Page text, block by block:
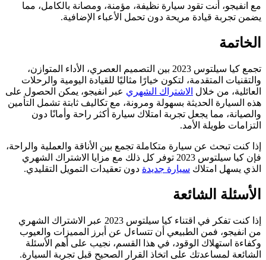
مع انفيجو، أنت تقود سيارة نظيفة، مؤمنة، ومصانة بالكامل، مما
يضمن تجربة قيادة مريحة دون تحمل الأعباء الإضافية.
الخاتمة
تجمع كيا سيلتوس 2023 بين التصميم العصري، الأداء المتوازن،
والتقنيات المتقدمة، لتكون خيارًا مثاليًا للقيادة اليومية والرحلات
العائلية، من خلال الاشتراك الشهري عبر انفيجو، يمكن الحصول على
هذه السيارة الحديثة بسهولة ومرونة، مع تكاليف ثابتة تشمل التأمين
والصيانة، مما يجعل تجربة امتلاك سيارة أكثر راحة وأمانًا دون
التزامات طويلة الأمد.
إذا كنت تبحث عن سيارة متكاملة تجمع بين الأناقة والعملية والراحة،
فإن كيا سيلتوس 2023 توفر كل ذلك مع مزايا الاشتراك الشهري
الذي يسهل امتلاك سيارة جديدة دون تعقيدات التمويل التقليدي.
الأسئلة الشائعة
إذا كنت تفكر في اقتناء كيا سيلتوس 2023 عبر الاشتراك الشهري
من انفيجو، فمن الطبيعي أن تتساءل عن أبرز المميزات والعيوب
وكفاءة استهلاك الوقود، في هذا القسم، نجيب على أهم الأسئلة
الشائعة لمساعدتك على اتخاذ القرار الصحيح قبل تجربة السيارة.